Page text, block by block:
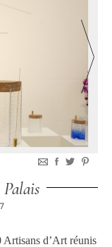
Artisans d’Art réunis